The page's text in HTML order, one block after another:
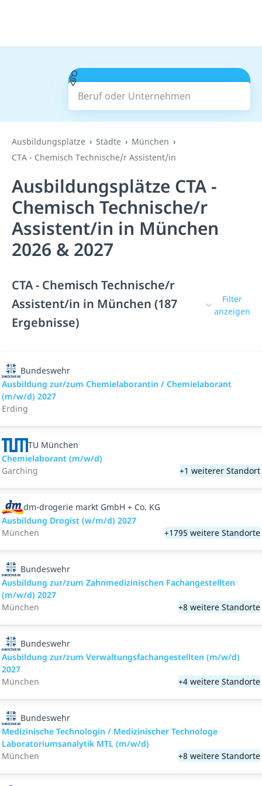
Beruf oder Unternehmen
Suchen
Ausbildungsplätze Städte
München
CTA - Chemisch Technische/r Assistent/in
Ausbildungsplätze CTA -
Chemisch Technische/r
Assistent/in in München
2026 & 2027
CTA - Chemisch Technische/r
Assistent/in in München (187
Ergebnisse)
Filter
anzeigen
Bundeswehr
Ausbildung zur/zum Chemielaborantin / Chemielaborant
(m/w/d) 2027
Erding
TU München
Chemielaborant (m/w/d)
Garching
+1 weiterer Standort
dm-drogerie markt GmbH + Co. KG
Ausbildung Drogist (w/m/d) 2027
München
+1795 weitere Standorte
Bundeswehr
Ausbildung zur/zum Zahnmedizinischen Fachangestellten
(m/w/d) 2027
München
+8 weitere Standorte
Bundeswehr
Ausbildung zur/zum Verwaltungsfachangestellten (m/w/d)
2027
München
+4 weitere Standorte
Bundeswehr
Medizinische Technologin / Medizinischer Technologe
Laboratoriumsanalytik MTL (m/w/d)
München
+8 weitere Standorte